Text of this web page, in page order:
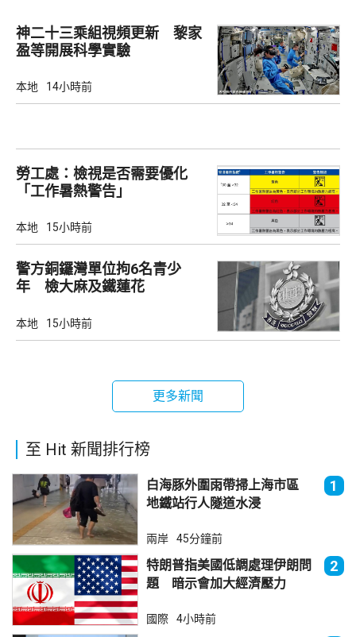
神二十三乘組視頻更新 黎家
盈等開展科學實驗
本地 14小時前
勞工處：檢視是否需要優化
「工作暑熱警告」
本地 15小時前
警方銅鑼灣單位拘6名青少
年 檢大麻及鐵蓮花
本地 15小時前
更多新聞
至 Hit 新聞排行榜
白海豚外圍雨帶掃上海市區
地鐵站行人隧道水浸
1
兩岸 45分鐘前
特朗普指美國低調處理伊朗問
題 暗示會加大經濟壓力
2
國際 4小時前